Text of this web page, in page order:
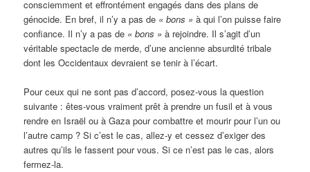
consciemment et effrontément engagés dans des plans de
génocide. En bref, il n’y a pas de « bons » à qui l’on puisse faire
confiance. Il n’y a pas de « bons » à rejoindre. Il s’agit d’un
véritable spectacle de merde, d’une ancienne absurdité tribale
dont les Occidentaux devraient se tenir à l’écart.
Pour ceux qui ne sont pas d’accord, posez-vous la question
suivante : êtes-vous vraiment prêt à prendre un fusil et à vous
rendre en Israël ou à Gaza pour combattre et mourir pour l’un ou
l’autre camp ? Si c’est le cas, allez-y et cessez d’exiger des
autres qu’ils le fassent pour vous. Si ce n’est pas le cas, alors
fermez-la.